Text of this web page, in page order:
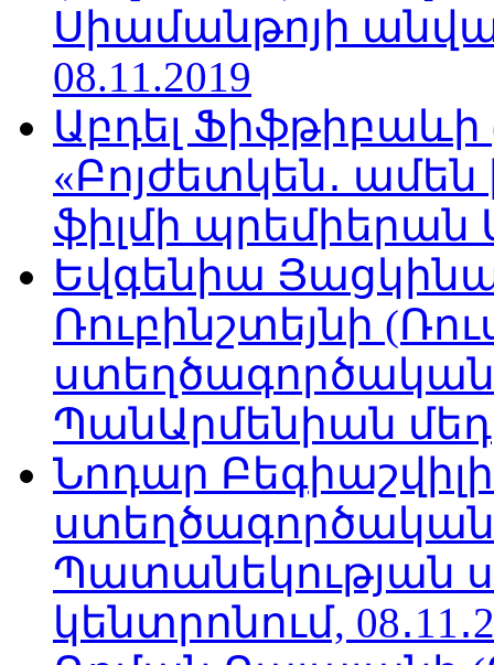
Սիամանթոյի
08.11.2019
Աբդել
«Բոյժետկեն․
ֆիլմի պրեմիերան
Եվգենիա
Ռուբինշտեյնի
ՊանԱրմենիան
Նոդար
Պատանեկության
կենտրոնում,